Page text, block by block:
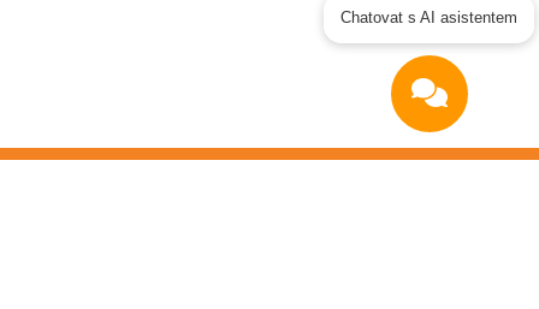
Chatovat s AI asistentem